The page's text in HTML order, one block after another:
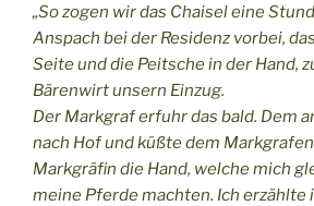
„So zogen wir das Chaisel eine
Anspach bei der Residenz vorbei,
Seite und die Peitsche in der Hand,
Bärenwirt unsern Einzug.
Der Markgraf erfuhr das bald. Dem
nach Hof und küßte dem
Markgräfin die Hand, welche mich
meine Pferde machten. Ich erzählte